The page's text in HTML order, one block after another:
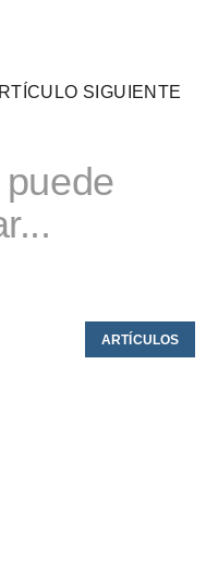
SIGUIENTE
ARTÍCULOS